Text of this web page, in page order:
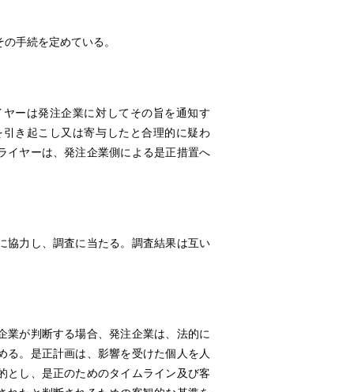
手続を定めている。
ーは発注企業に対してその旨を通知す
き起こし又は寄与したと合理的に疑わ
イヤーは、発注企業側による是正措置へ
協力し、調査に当たる。調査結果は互い
業が判断する場合、発注企業は、法的に
。是正計画は、影響を受けた個人を人
とし、是正のためのタイムライン及び客